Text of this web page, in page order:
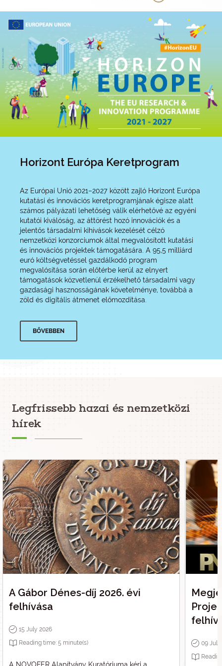
természeti csapások esetén kálium-ferrát
alkalmazásával a szakemberek már a helyszínen
gyorsan fertőtleníthetnék az ivóvizet.
Horizont Európa Keretprogram
Az Európai Unió 2021–2027 között zajló Horizont Európa
kutatási és innovációs keretprogramjának égisze alatt
számos pályázati lehetőség válik elérhetővé az egyéni
kutatói kiválóság, az áttörést hozó innovációk és a
jelentős társadalmi kihívások kezelését célzó
nemzetközi konzorciumok által megvalósított kutatási
és innovációs projektek támogatására. A 95,5 milliárd
euró költségvetéssel gazdálkodó program
megvalósítása során előtérbe kerül az elnyert
támogatások közvetlenül érzékelhető társadalmi vagy
gazdasági hasznosságának követelménye, továbbá a
zöld és digitális átmenet előmozdítása.
BŐVEBBEN
Legfrissebb hazai és nemzetközi
hírek
A Gábor Dénes-díj 2026. évi
felhívása
15 July 2026
Reading time: 5 minute(s)
A NOVOFER Alapítvány Kuratóriuma kéri a
09 July